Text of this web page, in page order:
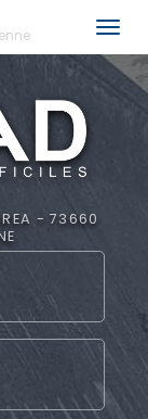
- 73660